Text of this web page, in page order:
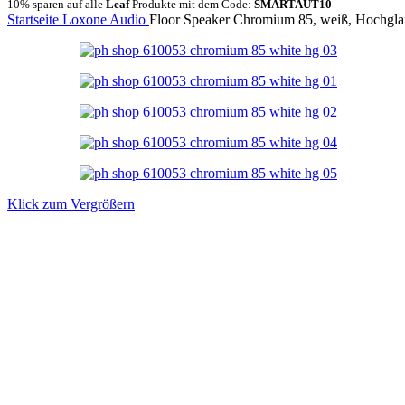
10% sparen auf alle LeafProdukte mit dem Code: SMARTAUT10
Startseite Loxone Audio Floor Speaker Chromium 85, weiß,
Klick zum Vergrößern